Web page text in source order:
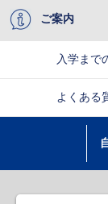
ご案内
入学まで
よくある